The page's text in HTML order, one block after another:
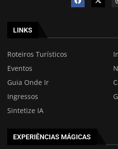
LINKS
Roteiros Turísticos
Eventos
Guia Onde Ir
Ingressos
Sintetize IA
EXPERIÊNCIAS MÁGICAS